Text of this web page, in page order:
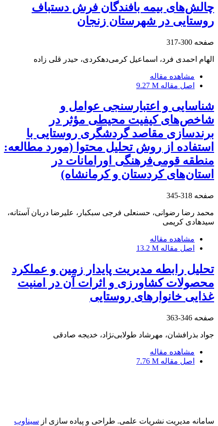
چالش‌های بیمه بافندگان فرش دستباف
روستایی در شهرستان زنجان
صفحه 300-317
الهام احمدی فرد، اسماعیل کرمی‌دهکردی، حیدر قلی زاده
مشاهده مقاله
اصل مقاله 9.27 M
شناسایی و اعتبارسنجی عوامل و
شاخص‌های کیفیت محیطی مؤثر در
برندسازی مقاصد گردشگری روستایی با
استفاده از روش تحلیل محتوا (مورد مطالعه:
منطقه قومی‌فرهنگی اورامانات در
استان‌های کردستان و کرمانشاه)
صفحه 318-345
محمد رضا رضوانی، حسنعلی فرجی سبکبار، علیرضا دربان آستانه،
سیدهادی کریمی
مشاهده مقاله
اصل مقاله 13.2 M
تحلیل رابطه مدیریت پایدار زمین و عملکرد
محصولات کشاورزی و اثرات آن در امنیت
غذایی خانوارهای روستایی
صفحه 346-363
جواد بذرافشان، مهرشاد طولابی‌نژاد، خدیجه صادقی
مشاهده مقاله
اصل مقاله 7.76 M
سامانه مدیریت نشریات علمی. طراحی و پیاده سازی از سیناوب